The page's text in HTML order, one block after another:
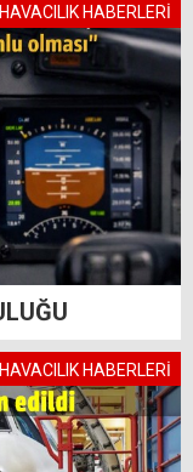
HAVACILIK HABERLERİ
HAVACILIK HABERLERİ